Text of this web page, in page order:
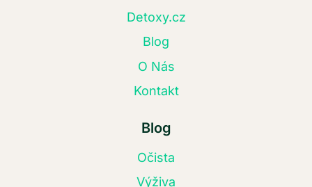
Detoxy.cz
Blog
O Nás
Kontakt
Blog
Očista
Výživa